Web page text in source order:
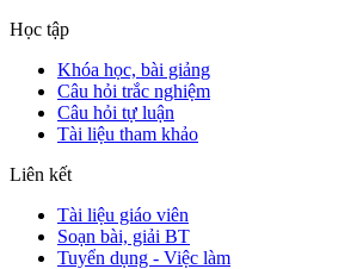
Học tập
Khóa học, bài giảng
Câu hỏi trắc nghiệm
Câu hỏi tự luận
Tài liệu tham khảo
Liên kết
Tài liệu giáo viên
Soạn bài, giải BT
Tuyển dụng - Việc làm